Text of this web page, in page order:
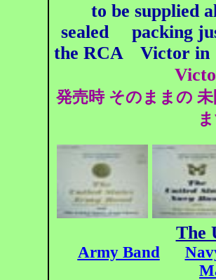
to be supplied
sealed packing
the RCA Victor in
発売時 そのままの
The
Army Band